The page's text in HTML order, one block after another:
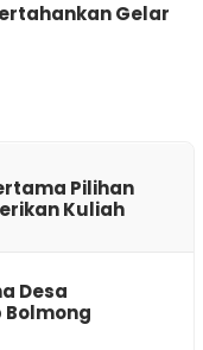
Gelar
Pilihan
Kuliah
Desa